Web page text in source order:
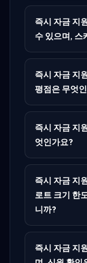
즉시 자금 지
수 있으며, 스
즉시 자금 지
평점은 무엇
즉시 자금 지
엇인가요?
즉시 자금 지
로트 크기 한
니까?
즉시 자금 지